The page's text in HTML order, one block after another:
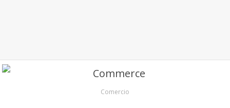
Comercio